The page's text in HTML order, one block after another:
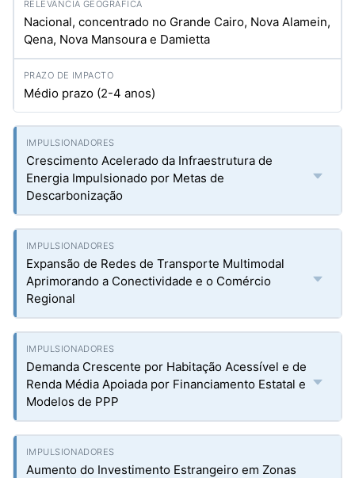
Nacional, concentrado no Grande Cairo, Nova Alamein,
Qena, Nova Mansoura e Damietta
Médio prazo (2-4 anos)
Crescimento Acelerado da Infraestrutura de
Energia Impulsionado por Metas de
Descarbonização
Expansão de Redes de Transporte Multimodal
Aprimorando a Conectividade e o Comércio
Regional
Demanda Crescente por Habitação Acessível e de
Renda Média Apoiada por Financiamento Estatal e
Modelos de PPP
Aumento do Investimento Estrangeiro em Zonas